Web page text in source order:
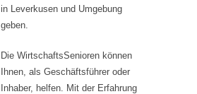
in Leverkusen und Umgebung
geben.
Die WirtschaftsSenioren können
Ihnen, als Geschäftsführer oder
Inhaber, helfen. Mit der Erfahrung